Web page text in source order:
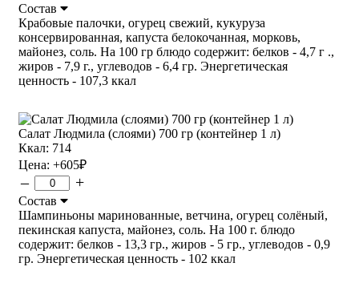
Состав
Крабовые палочки, огурец свежий, кукуруза
консервированная, капуста белокочанная, морковь,
майонез, соль. На 100 гр блюдо содержит: белков - 4,7 г .,
жиров - 7,9 г., углеводов - 6,4 гр. Энергетическая
ценность - 107,3 ккал
Салат Людмила (слоями) 700 гр (контейнер 1 л)
Ккал: 714
Цена: +605₽
– +
Состав
Шампиньоны маринованные, ветчина, огурец солёный,
пекинская капуста, майонез, соль. На 100 г. блюдо
содержит: белков - 13,3 гр., жиров - 5 гр., углеводов - 0,9
гр. Энергетическая ценность - 102 ккал